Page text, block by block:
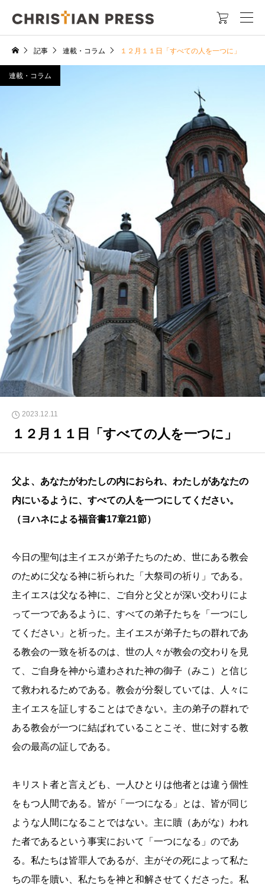

記事 連載・コラム １２月１１日「すべての人を一つに」
連載・コラム
2023.12.11
１２月１１日「すべての人を一つに」
父よ、あなたがわたしの内におられ、わたしがあなたの
内にいるように、すべての人を一つにしてください。
（ヨハネによる福音書17章21節）
今日の聖句は主イエスが弟子たちのため、世にある教会
のために父なる神に祈られた「大祭司の祈り」である。
主イエスは父なる神に、ご自分と父とが深い交わりによ
って一つであるように、すべての弟子たちを「一つにし
てください」と祈った。主イエスが弟子たちの群れであ
る教会の一致を祈るのは、世の人々が教会の交わりを見
て、ご自身を神から遣わされた神の御子（みこ）と信じ
て救われるためである。教会が分裂していては、人々に
主イエスを証しすることはできない。主の弟子の群れで
ある教会が一つに結ばれていることこそ、世に対する教
会の最高の証しである。
キリスト者と言えども、一人ひとりは他者とは違う個性
をもつ人間である。皆が「一つになる」とは、皆が同じ
ような人間になることではない。主に贖（あがな）われ
た者であるという事実において「一つになる」のであ
る。私たちは皆罪人であるが、主がその死によって私た
ちの罪を贖い、私たちを神と和解させてくださった。私